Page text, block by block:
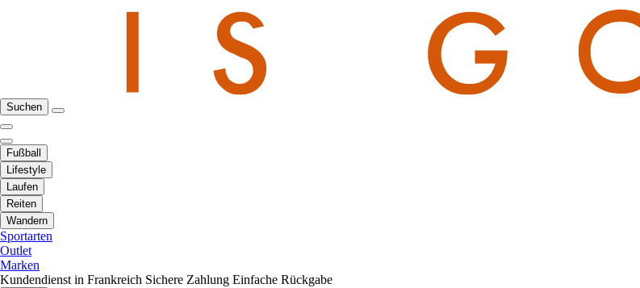
Suchen
Fußball
Lifestyle
Laufen
Reiten
Wandern
Sportarten
Outlet
Marken
Kundendienst in Frankreich Sichere Zahlung Einfache Rückgabe